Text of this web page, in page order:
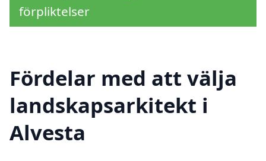
förpliktelser
Fördelar med att välja
landskapsarkitekt i
Alvesta